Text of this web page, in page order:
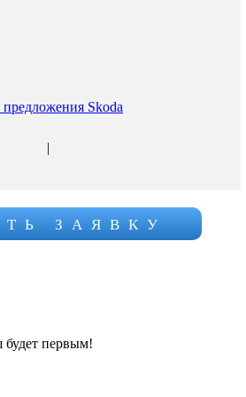
Skoda
|
ЗАЯВКУ
первым!